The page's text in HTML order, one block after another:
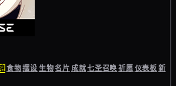
食物摆设生物名片成就七圣召唤祈愿仪表板新